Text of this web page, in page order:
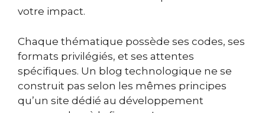
votre impact.
Chaque thématique possède ses codes, ses
formats privilégiés, et ses attentes
spécifiques. Un blog technologique ne se
construit pas selon les mêmes principes
qu’un site dédié au développement